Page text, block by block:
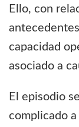
Ello, con
capacidad
asociado a
El episodio
complicado